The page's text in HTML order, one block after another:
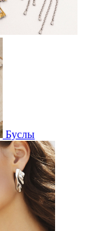
Буслы